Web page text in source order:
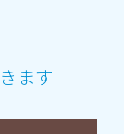
ます